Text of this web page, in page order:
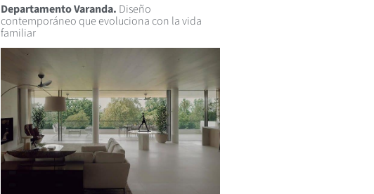
Departamento Varanda. Diseño
contemporáneo que evoluciona con la vida
familiar